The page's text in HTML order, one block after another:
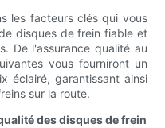
les facteurs clés qui vous
disques de frein fiable et
De l'assurance qualité au
vous fourniront un
éclairé, garantissant ainsi
sur la route.
des disques de frein